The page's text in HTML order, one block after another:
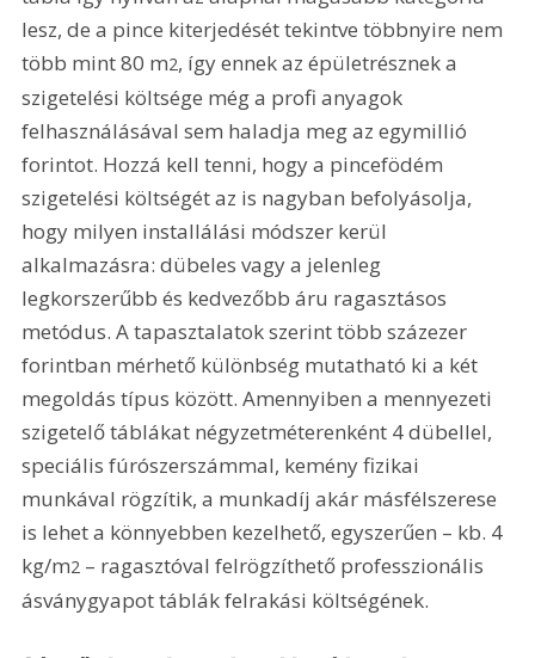
lesz, de a pince kiterjedését tekintve többnyire nem
több mint 80 m2, így ennek az épületrésznek a
szigetelési költsége még a profi anyagok
felhasználásával sem haladja meg az egymillió
forintot. Hozzá kell tenni, hogy a pincefödém
szigetelési költségét az is nagyban befolyásolja,
hogy milyen installálási módszer kerül
alkalmazásra: dübeles vagy a jelenleg
legkorszerűbb és kedvezőbb áru ragasztásos
metódus. A tapasztalatok szerint több százezer
forintban mérhető különbség mutatható ki a két
megoldás típus között. Amennyiben a mennyezeti
szigetelő táblákat négyzetméterenként 4 dübellel,
speciális fúrószerszámmal, kemény fizikai
munkával rögzítik, a munkadíj akár másfélszerese
is lehet a könnyebben kezelhető, egyszerűen – kb. 4
kg/m2 – ragasztóval felrögzíthető professzionális
ásványgyapot táblák felrakási költségének.